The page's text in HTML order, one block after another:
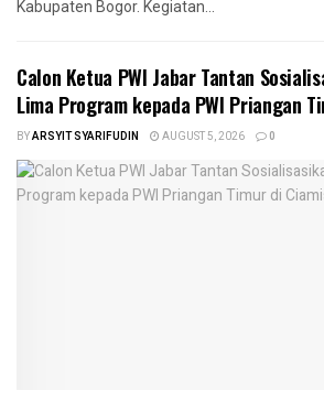
Kabupaten Bogor. Kegiatan...
Calon Ketua PWI Jabar Tantan
Lima Program kepada PWI Priangan
BYARSYIT SYARIFUDIN AUGUST 5, 2026 0